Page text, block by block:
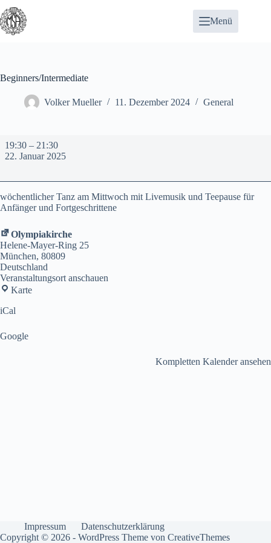
Inhalt
springen
Menü
Beginners/Intermediate
Volker Mueller 11. Dezember 2024 General
Beginners/Intermediate
19:30 – 21:30
22. Januar 2025
wöchentlicher Tanz am Mittwoch mit Livemusik und Teepause für
Anfänger und Fortgeschrittene
Olympiakirche
Helene-Mayer-Ring 25
München, 80809
Deutschland
Veranstaltungsort anschauen
KarteOlympiakirche
iCal
Google
Kompletten Kalender ansehen
Impressum
Datenschutzerklärung
Copyright © 2026 - WordPress Theme von CreativeThemes